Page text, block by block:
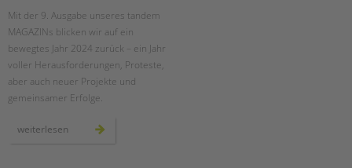
Mit der 9. Ausgabe unseres tandem
MAGAZINs blicken wir auf ein
bewegtes Jahr 2024 zurück – ein Jahr
voller Herausforderungen, Proteste,
aber auch neuer Projekte und
gemeinsamer Erfolge.
weiterlesen